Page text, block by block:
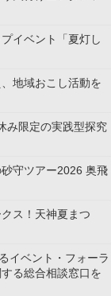
イベント「夏灯し
地域おこし活動を
み限定の実践型探究
守ツアー2026 奥飛
ス！天神夏まつ
イベント・フォーラ
る総合相談窓口を